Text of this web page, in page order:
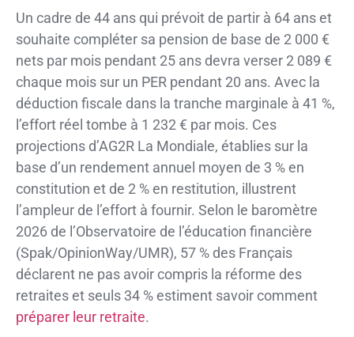
Un cadre de 44 ans qui prévoit de partir à 64 ans et
souhaite compléter sa pension de base de 2 000 €
nets par mois pendant 25 ans devra verser 2 089 €
chaque mois sur un PER pendant 20 ans. Avec la
déduction fiscale dans la tranche marginale à 41 %,
l’effort réel tombe à 1 232 € par mois. Ces
projections d’AG2R La Mondiale, établies sur la
base d’un rendement annuel moyen de 3 % en
constitution et de 2 % en restitution, illustrent
l’ampleur de l’effort à fournir. Selon le baromètre
2026 de l’Observatoire de l’éducation financière
(Spak/OpinionWay/UMR), 57 % des Français
déclarent ne pas avoir compris la réforme des
retraites et seuls 34 % estiment savoir comment
préparer leur retraite.